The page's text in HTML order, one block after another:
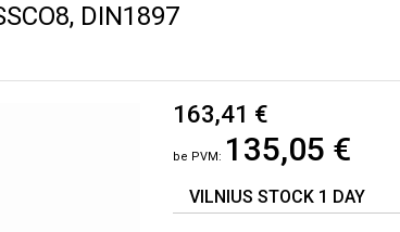
DIN1897
163,41 €
135,05 €
VILNIUS STOCK 1 DAY